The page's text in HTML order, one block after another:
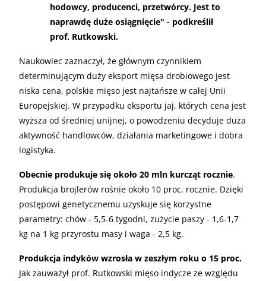
hodowcy, producenci, przetwórcy. Jest to
naprawdę duże osiągnięcie" - podkreślił
prof. Rutkowski.
Naukowiec zaznaczył, że głównym czynnikiem
determinującym duży eksport mięsa drobiowego jest
niska cena, polskie mięso jest najtańsze w całej Unii
Europejskiej. W przypadku eksportu jaj, których cena jest
wyższa od średniej unijnej, o powodzeniu decyduje duża
aktywność handlowców, działania marketingowe i dobra
logistyka.
Obecnie produkuje się około 20 mln kurcząt rocznie.
Produkcja brojlerów rośnie około 10 proc. rocznie. Dzięki
postępowi genetycznemu uzyskuje się korzystne
parametry: chów - 5,5-6 tygodni, zużycie paszy - 1,6-1,7
kg na 1 kg przyrostu masy i waga - 2,5 kg.
Produkcja indyków wzrosła w zeszłym roku o 15 proc.
Jak zauważył prof. Rutkowski mięso indycze ze względu